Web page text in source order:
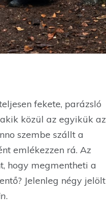
fekete, parázsló
közül az egyikük az
szembe szállt a
emlékezzen rá. Az
hogy megmentheti a
Jelenleg négy jelölt
.